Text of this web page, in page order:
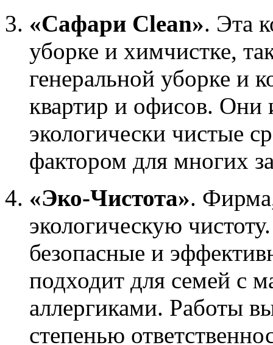
«Сафари Clean». Эта
уборке и химчистке,
генеральной уборке и
квартир и офисов. Они
экологически чистые
фактором для многих
«Эко-Чистота».
экологическую
безопасные и
подходит для семей с
аллергиками. Работы
степенью